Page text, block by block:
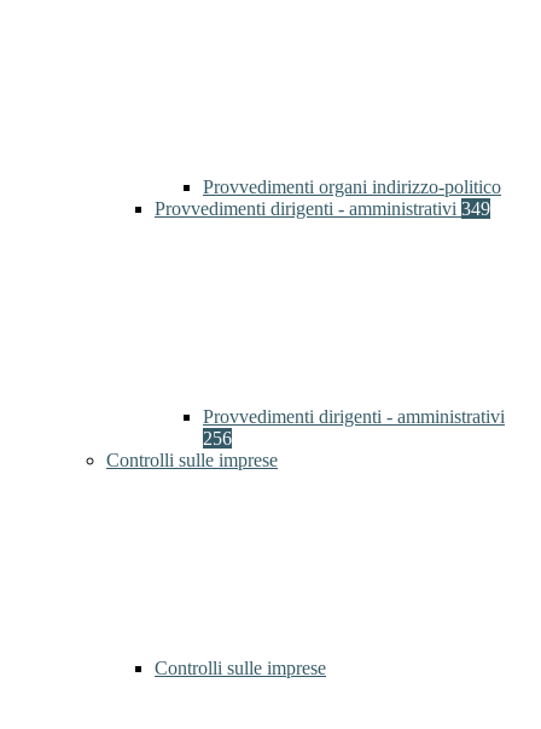
Provvedimenti organi indirizzo-politico
Provvedimenti dirigenti - amministrativi 349
Provvedimenti dirigenti - amministrativi
256
Controlli sulle imprese
Controlli sulle imprese